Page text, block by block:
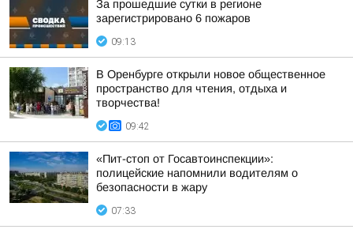
За прошедшие сутки в регионе
зарегистрировано 6 пожаров
09:13
В Оренбурге открыли новое общественное
пространство для чтения, отдыха и
творчества!
09:42
«Пит-стоп от Госавтоинспекции»:
полицейские напомнили водителям о
безопасности в жару
07:33